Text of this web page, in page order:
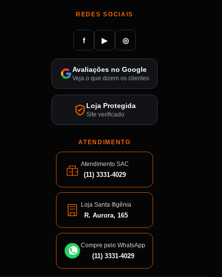
REDES SOCIAIS
f ▶ ◎
Avaliações no Google
Veja o que dizem os clientes
Loja Protegida
Site verificado
ATENDIMENTO
Atendimento SAC
(11) 3331-4029
Loja Santa Ifigênia
R. Aurora, 165
Compre pelo WhatsApp
(11) 3331-4029